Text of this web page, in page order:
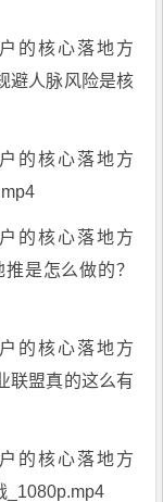
的核心落地方
避人脉风险是核
的核心落地方
的核心落地方
是怎么做的？
的核心落地方
联盟真的这么有
的核心落地方
_1080p.mp4